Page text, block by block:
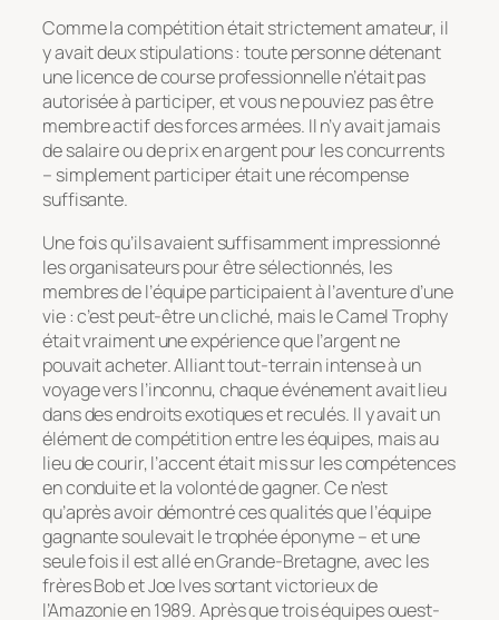
Comme la compétition était strictement amateur, il
y avait deux stipulations : toute personne détenant
une licence de course professionnelle n’était pas
autorisée à participer, et vous ne pouviez pas être
membre actif des forces armées. Il n’y avait jamais
de salaire ou de prix en argent pour les concurrents
– simplement participer était une récompense
suffisante.
Une fois qu’ils avaient suffisamment impressionné
les organisateurs pour être sélectionnés, les
membres de l’équipe participaient à l’aventure d’une
vie : c’est peut-être un cliché, mais le Camel Trophy
était vraiment une expérience que l’argent ne
pouvait acheter. Alliant tout-terrain intense à un
voyage vers l’inconnu, chaque événement avait lieu
dans des endroits exotiques et reculés. Il y avait un
élément de compétition entre les équipes, mais au
lieu de courir, l’accent était mis sur les compétences
en conduite et la volonté de gagner. Ce n’est
qu’après avoir démontré ces qualités que l’équipe
gagnante soulevait le trophée éponyme – et une
seule fois il est allé en Grande-Bretagne, avec les
frères Bob et Joe Ives sortant victorieux de
l’Amazonie en 1989. Après que trois équipes ouest-